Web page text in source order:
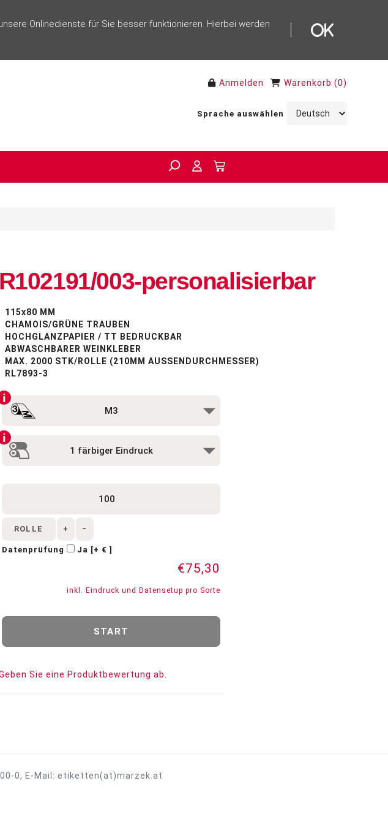
Onlinedienste für Sie besser funktionieren. Hierbei werden
Anmelden Warenkorb (0)
Sprache auswählen
R102191/003-personalisierbar
115x80 MM
CHAMOIS/GRÜNE TRAUBEN
HOCHGLANZPAPIER / TT BEDRUCKBAR
ABWASCHBARER WEINKLEBER
MAX. 2000 STK/ROLLE (210MM AUSSENDURCHMESSER)
RL7893-3
Datenprüfung Ja [+ € ]
ROLLE + −
€75,30
inkl. Eindruck und Datensetup pro Sorte
Sie eine Produktbewertung ab.
0, E-Mail:etiketten(at)marzek.at